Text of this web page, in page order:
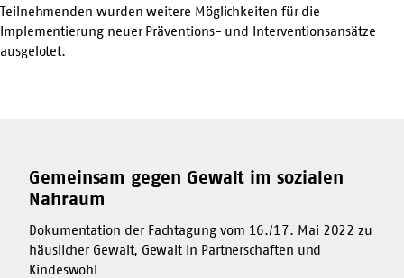
Teilnehmenden wurden weitere Möglichkeiten für die
Implementierung neuer Präventions- und Interventionsansätze
ausgelotet.
Gemeinsam gegen Gewalt im sozialen
Nahraum
Dokumentation der Fachtagung vom 16./17. Mai 2022 zu
häuslicher Gewalt, Gewalt in Partnerschaften und
Kindeswohl